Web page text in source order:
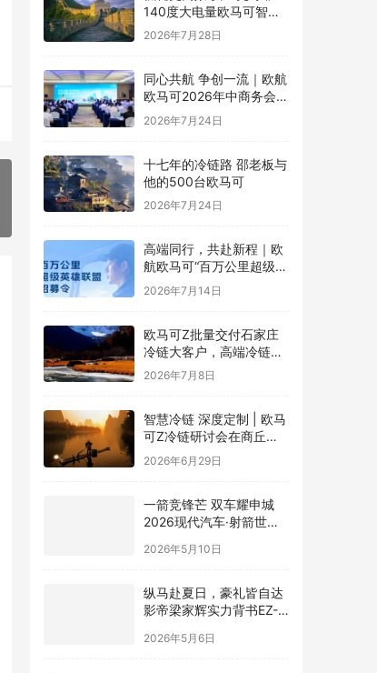
140度大电量欧马可智蓝
ES1纯电轻卡怀挡新品亮
2026年7月28日
同心共航 争创一流｜欧航
欧马可2026年中商务会暨
战略研讨会圆满召开
2026年7月24日
十七年的冷链路 邵老板与
他的500台欧马可
2026年7月24日
高端同行，共赴新程｜欧
航欧马可“百万公里超级英
雄联盟”全球招募正式启动
2026年7月14日
欧马可Z批量交付石家庄
冷链大客户，高端冷链运
力赋能京津冀“鲜”锋物流
2026年7月8日
智慧冷链 深度定制 | 欧马
可Z冷链研讨会在商丘举
行，新能源纯电平台赋能
冷链物流行业升级
2026年6月29日
一箭竞锋芒 双车耀申城
2026现代汽车·射箭世界
2026年5月10日
纵马赴夏日，豪礼皆自达
影帝梁家辉实力背书EZ-
置换季开启
2026年5月6日